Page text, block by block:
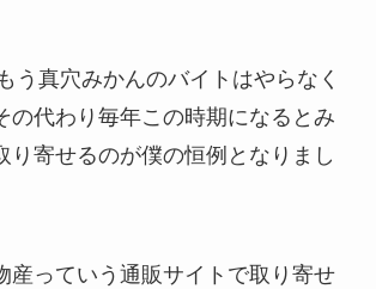
う真穴みかんのバイトはやらなく
の代わり毎年この時期になるとみ
り寄せるのが僕の恒例となりまし
産っていう通販サイトで取り寄せ